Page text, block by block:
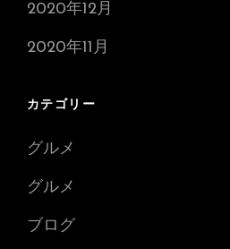
2020年12月
2020年11月
カテゴリー
グルメ
グルメ
ブログ